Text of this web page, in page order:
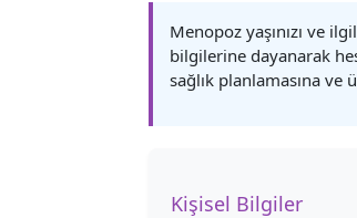
Menopoz yaşınızı ve
bilgilerine dayanarak
sağlık planlamasına ve
Kişisel Bilgiler